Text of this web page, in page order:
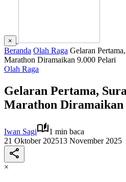
×
Beranda Olah Raga Gelaran
Marathon Diramaikan 9.000 Pelari
Olah Raga
Gelaran Pertama,
Marathon Diramaikan
Iwan Sagi
1 min baca
21 Oktober 202513 November 2025
×